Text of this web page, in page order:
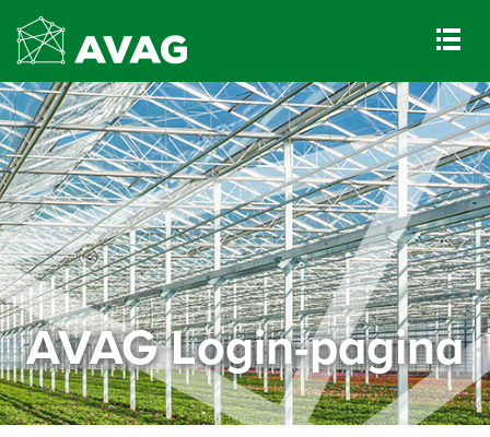
AVAG Login-pagina